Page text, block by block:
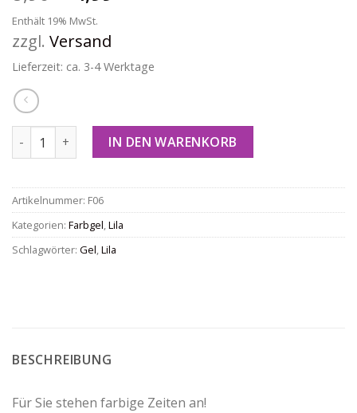
Enthält 19% MwSt.
zzgl. Versand
Lieferzeit: ca. 3-4 Werktage
Farb-Gel F6 - Soft Purple Menge
IN DEN WARENKORB
Artikelnummer: F06
Kategorien: Farbgel,Lila
Schlagwörter: Gel,Lila
BESCHREIBUNG
Für Sie stehen farbige Zeiten an!